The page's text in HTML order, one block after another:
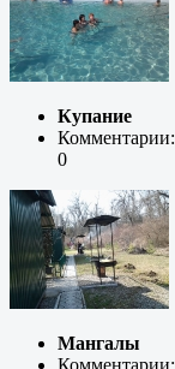
Купание
Комментарии:
0
Мангалы